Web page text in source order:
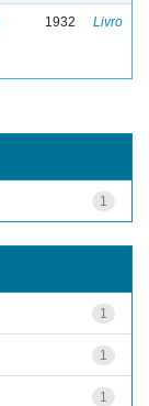
1932 Livro
1
1
1
1